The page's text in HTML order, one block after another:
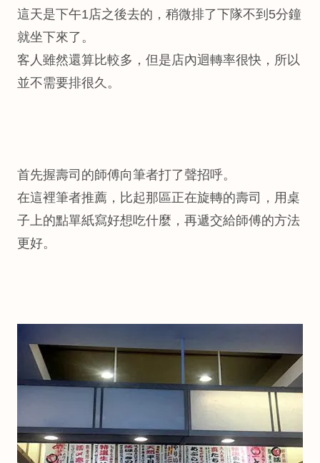
這天是下午1店之後去的，稍微排了下隊不到5分鐘
就坐下來了。
客人雖然還算比較多，但是店內迴轉率很快，所以
並不需要排很久。
首先握壽司的師傅向筆者打了聲招呼。
在這裡筆者推薦，比起那區正在旋轉的壽司，用桌
子上的點單紙寫好想吃什麼，再遞交給師傅的方法
更好。